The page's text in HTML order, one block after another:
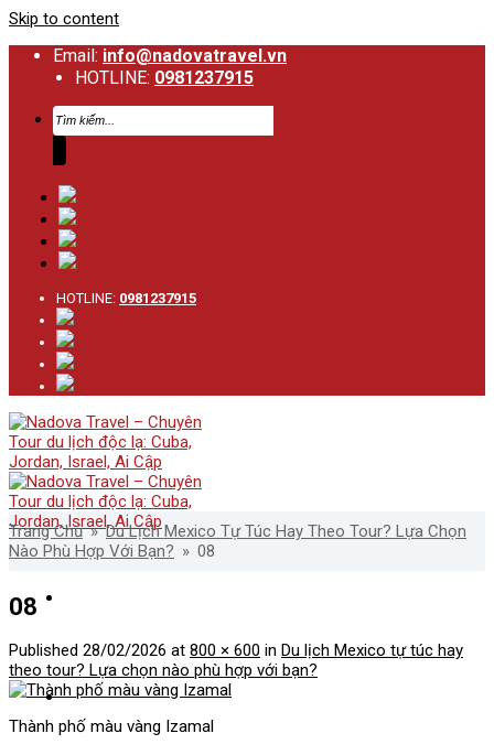
Skip to content
Email: info@nadovatravel.vn
HOTLINE: 0981237915
HOTLINE: 0981237915
Tour nước ngoài
Trang Chủ » Du Lịch Mexico Tự Túc Hay Theo Tour? Lựa Chọn
Nào Phù Hợp Với Bạn? » 08
08
Published 28/02/2026 at 800 × 600 in Du lịch Mexico tự túc hay
theo tour? Lựa chọn nào phù hợp với bạn?
Thành phố màu vàng Izamal